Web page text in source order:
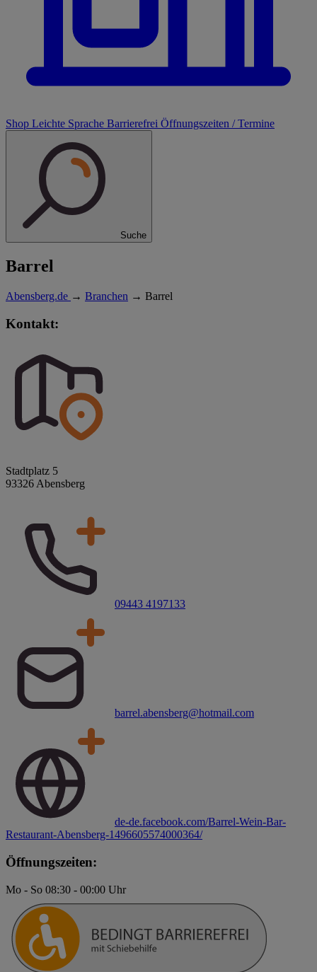
Shop Leichte Sprache Barrierefrei Öffnungszeiten / Termine
Suche
Barrel
Abensberg.de → Branchen → Barrel
Kontakt:
Stadtplatz 5
93326 Abensberg
09443 4197133
barrel.abensberg@hotmail.com
de-de.facebook.com/Barrel-Wein-Bar-
Restaurant-Abensberg-1496605574000364/
Öffnungszeiten:
Mo - So 08:30 - 00:00 Uhr